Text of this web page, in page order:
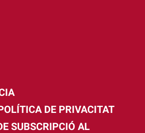
DE PRIVACITAT
SUBSCRIPCIÓ AL